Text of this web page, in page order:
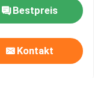
Bestpreis
Kontakt